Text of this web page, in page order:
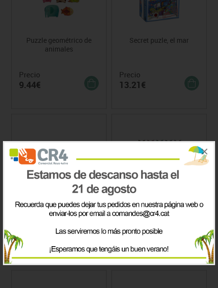
×
Puzzle geométrico de
animales
Precio
9.44€
Secret puzle, el mar
Precio
13.21€
FEELIX & FAY - LÍMITES Y
SECRETOS
85.75€
MEMOGAME IMPOSIBLE
Precio